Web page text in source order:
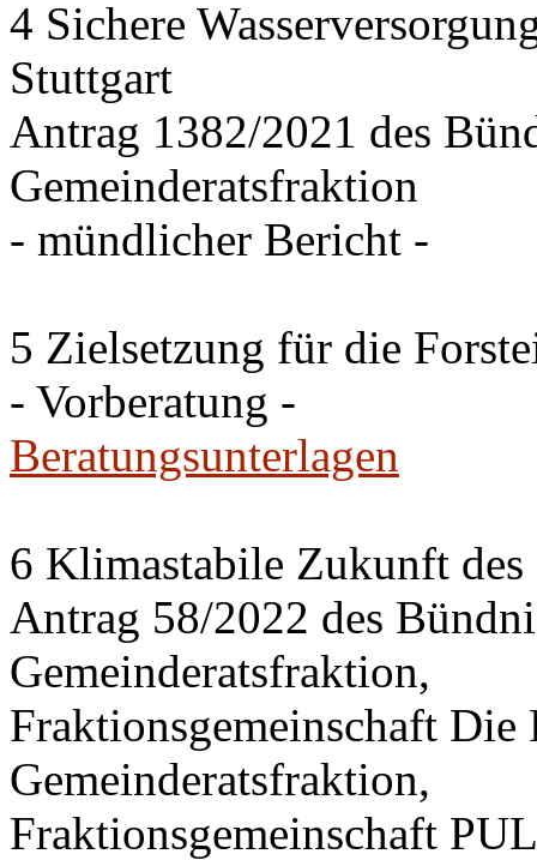
4 Sichere
Stuttgart
Antrag 1382/2021 des
Gemeinderatsfraktion
- mündlicher Bericht -
5 Zielsetzung für die
- Vorberatung -
Beratungsunterlagen
6 Klimastabile Zukunft des
Antrag 58/2022 des
Gemeinderatsfraktion,
Fraktionsgemeinschaft
Gemeinderatsfraktion,
Fraktionsgemeinschaft